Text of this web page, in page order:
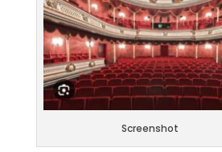
Screenshot